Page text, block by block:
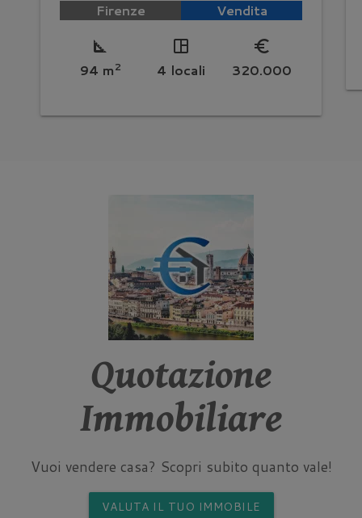
Firenze Vendita
square_foot
94 m2
space_dashboard
4 locali
euro_symbol
320.000
Quotazione
Immobiliare
Vuoi vendere casa? Scopri subito quanto vale!
VALUTA IL TUO IMMOBILE